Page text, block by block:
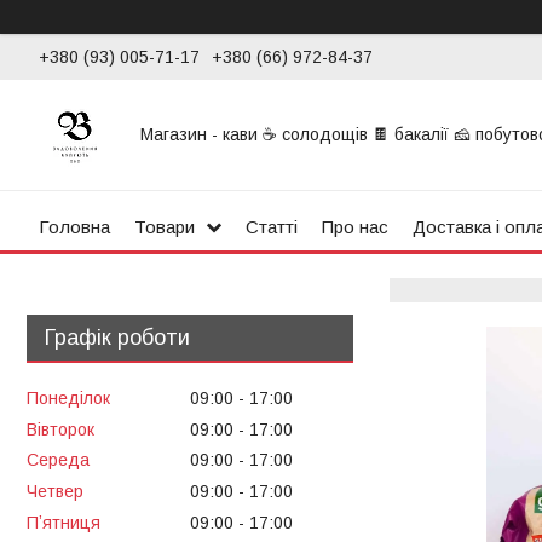
+380 (93) 005-71-17 +380 (66) 972-84-37
Магазин - кави ☕ солодощів 🍫 бакалії 🧀
Головна Товари Статті Про нас Доставка і
Графік роботи
Понеділок 09:00
17:00
Вівторок
09:00
17:00
Середа
09:00
17:00
Четвер
09:00
17:00
Пʼятниця
09:00 17:00